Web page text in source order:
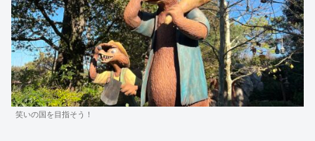
笑いの国を目指そう！